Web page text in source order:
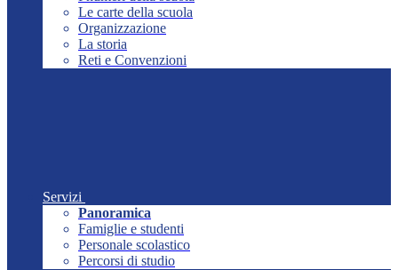
Le carte della scuola
Organizzazione
La storia
Reti e Convenzioni
Servizi
Panoramica
Famiglie e studenti
Personale scolastico
Percorsi di studio